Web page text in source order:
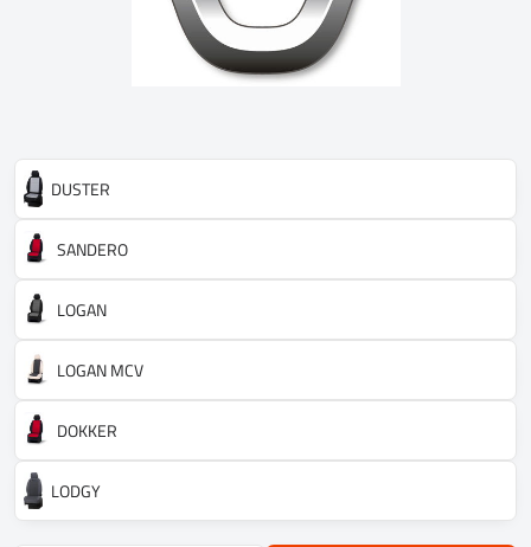
DUSTER
SANDERO
LOGAN
LOGAN MCV
DOKKER
LODGY